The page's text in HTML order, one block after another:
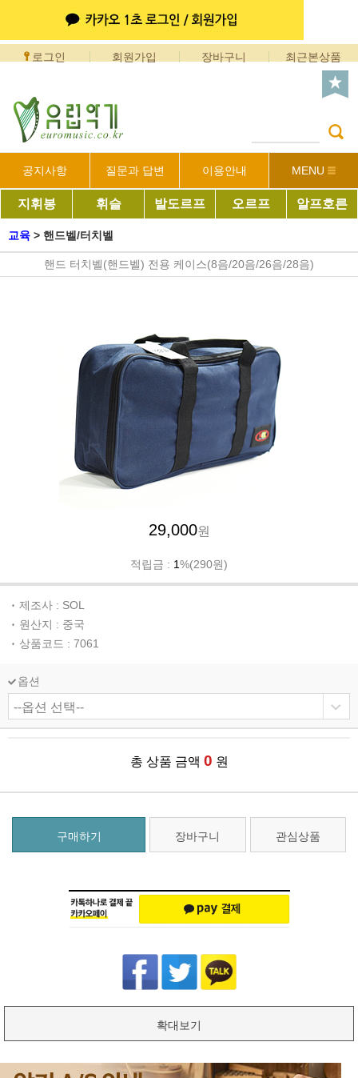
로그인 회원가입 장바구니 최근본상품
공지사항 질문과 답변 이용안내 MENU
지휘봉 휘슬 발도르프 오르프 알프호른
교육 > 핸드벨/터치벨
핸드 터치벨(핸드벨) 전용 케이스(8음/20음/26음/28음)
29,000원
적립금 : 1%(290원)
제조사 : SOL
원산지 : 중국
상품코드 : 7061
옵션
총 상품 금액 0 원
구매하기 장바구니 관심상품
확대보기